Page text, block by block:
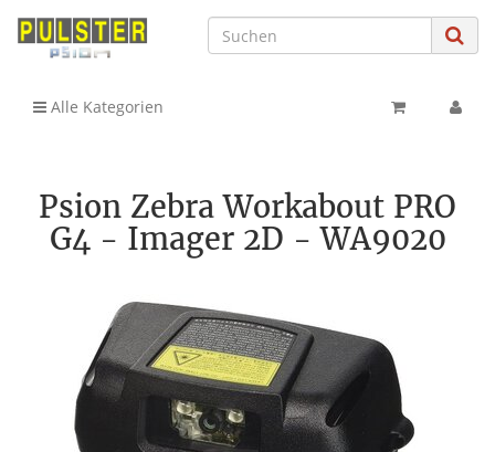
Alle Kategorien
Psion Zebra Workabout PRO
G4 - Imager 2D - WA9020